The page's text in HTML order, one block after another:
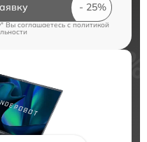
Вы соглашаетесь cполитикой